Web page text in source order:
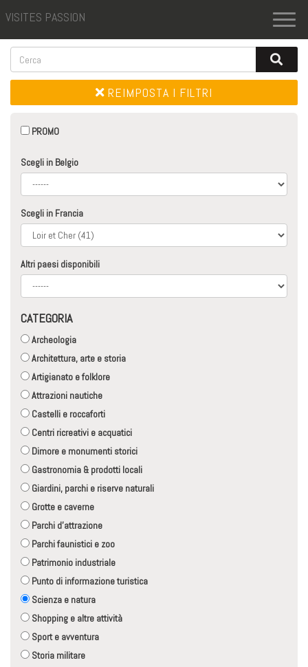
VISITES PASSION
REIMPOSTA I FILTRI
PROMO
Scegli in Belgio
Scegli in Francia
Altri paesi disponibili
CATEGORIA
Archeologia
Architettura, arte e storia
Artigianato e folklore
Attrazioni nautiche
Castelli e roccaforti
Centri ricreativi e acquatici
Dimore e monumenti storici
Gastronomia & prodotti locali
Giardini, parchi e riserve naturali
Grotte e caverne
Parchi d'attrazione
Parchi faunistici e zoo
Patrimonio industriale
Punto di informazione turistica
Scienza e natura
Shopping e altre attività
Sport e avventura
Storia militare